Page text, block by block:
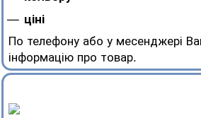
ціні
По телефону або у месенджері
інформацію про товар.